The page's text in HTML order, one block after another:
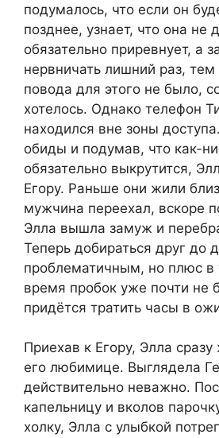
подумалось, что если он
позднее, узнает, что она не
обязательно приревнует, а
нервничать лишний раз, тем
повода для этого не было,
хотелось. Однако телефон
находился вне зоны
обиды и подумав, что как-
обязательно выкрутится,
Егору. Раньше они жили
мужчина переехал, вскоре
Элла вышла замуж и
Теперь добираться друг до
проблематичным, но плюс в
время пробок уже почти не
придётся тратить часы в
Приехав к Егору, Элла
его любимице. Выглядела
действительно неважно.
капельницу и вколов
холку, Элла с улыбкой